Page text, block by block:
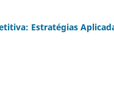
Estratégias